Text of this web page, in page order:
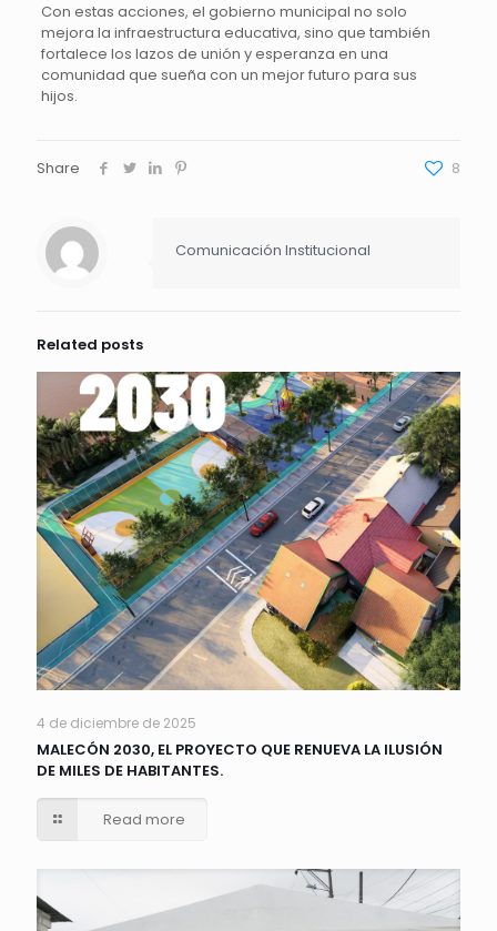
Con estas acciones, el gobierno municipal no solo
mejora la infraestructura educativa, sino que también
fortalece los lazos de unión y esperanza en una
comunidad que sueña con un mejor futuro para sus
hijos.
Share 8
Comunicación Institucional
Related posts
4 de diciembre de 2025
MALECÓN 2030, EL PROYECTO QUE RENUEVA LA ILUSIÓN
DE MILES DE HABITANTES.
Read more